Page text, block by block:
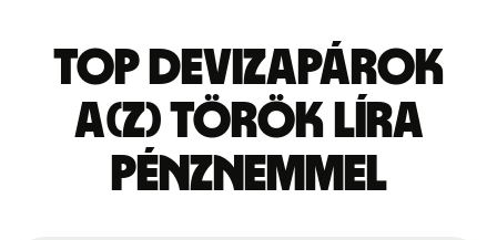
Top devizapárok
a(z) török líra
pénznemmel